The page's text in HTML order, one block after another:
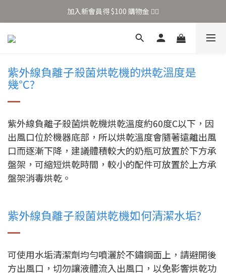
加入新會員得 $100 購物金 👉🏻
加入新會員得 $100 購物金 👉🏻
全站滿 $699 享免運
紫外線負離子殺菌烘乾機的烘乾溫度是
幾℃?
紫外線負離子殺菌烘乾機烘乾溫度約60度C以下，因
出風口位於機器底部，所以烘乾溫度會隨著遠離出風
口而逐漸下降，建議體積較大的奶瓶可放置於下方承
盤架，可縮短烘乾時間，較小的配件可放置於上方承
盤架消毒烘乾。
紫外線負離子殺菌烘乾機如何清潔水垢?
可使用水垢清潔劑均勻噴灑於不鏽鋼面上，請避開後
方出風口，切勿讓液體流入出風口，以免影響烘乾功